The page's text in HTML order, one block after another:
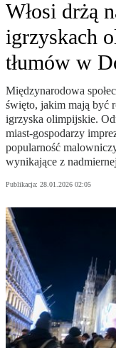
Włosi drżą
igrzyskach
tłumów w
Międzynarodowa
święto, jakim mają być
igrzyska olimpijskie.
miast-gospodarzy
popularność
wynikające z
Publikacja: 28.01.2026 02:05